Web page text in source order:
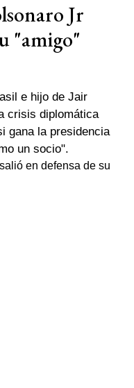
Jr
"amigo"
e hijo de Jair
crisis diplomática
gana la presidencia
un socio".